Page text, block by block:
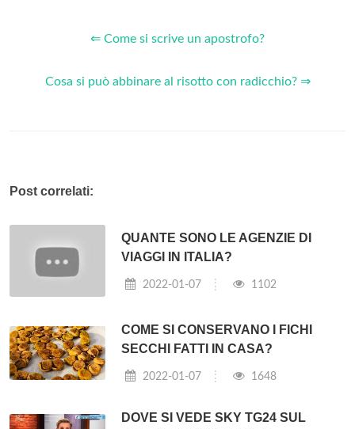
⇐ Come si scrive un apostrofo?
Cosa si può abbinare al risotto con radicchio? ⇒
Post correlati:
QUANTE SONO LE AGENZIE DI
VIAGGI IN ITALIA?
2022-01-07 1102
COME SI CONSERVANO I FICHI
SECCHI FATTI IN CASA?
2022-01-07 1648
DOVE SI VEDE SKY TG24 SUL